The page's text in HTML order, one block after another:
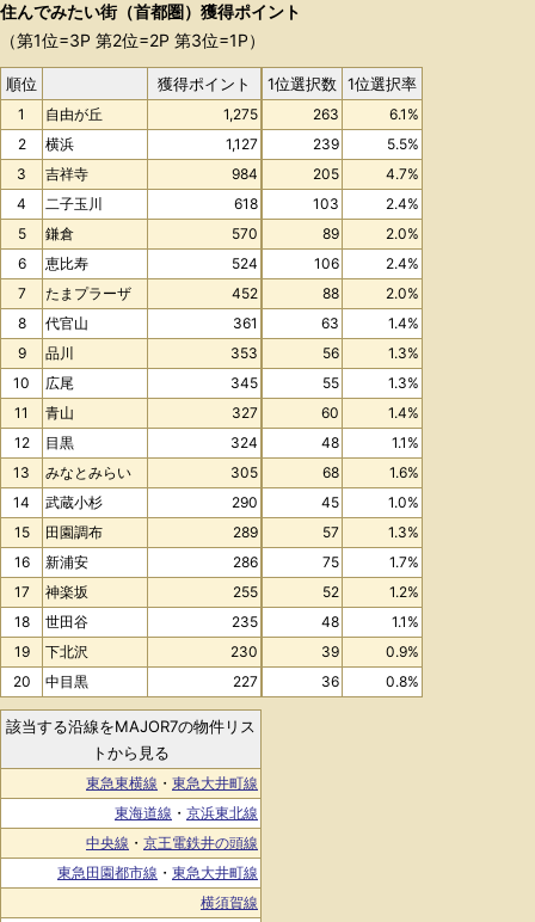
住んでみたい街（首都圏）獲得ポイント
（第1位=3P 第2位=2P 第3位=1P）
順位 獲得ポイント
1 自由が丘
1,275
2
横浜
1,127
3
吉祥寺
984
4
二子玉川
618
5
鎌倉
570
6
恵比寿
524
7
たまプラーザ
452
8
代官山
361
9
品川
353
10
広尾
345
11
青山
327
12
目黒
324
13
みなとみらい
305
14
武蔵小杉
290
15
田園調布
289
16
新浦安
286
17
神楽坂
255
18
世田谷
235
19
下北沢
230
20
中目黒 227
1位選択数 1位選択率
263
6.1%
239
5.5%
205
4.7%
103
2.4%
89
2.0%
106
2.4%
88
2.0%
63
1.4%
56
1.3%
55
1.3%
60
1.4%
48
1.1%
68
1.6%
45
1.0%
57
1.3%
75
1.7%
52
1.2%
48
1.1%
39
0.9%
36
0.8%
該当する沿線をMAJOR7の物件リス
トから見る
東急東横線 ・ 東急大井町線
東海道線 ・ 京浜東北線
中央線 ・ 京王電鉄井の頭線
東急田園都市線 ・ 東急大井町線
横須賀線